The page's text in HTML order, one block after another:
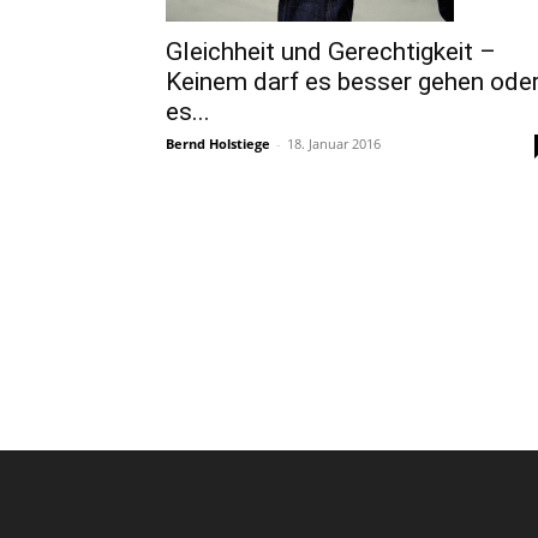
Gleichheit und Gerechtigkeit –
Keinem darf es besser gehen
es...
Bernd Holstiege - 18. Januar 2016